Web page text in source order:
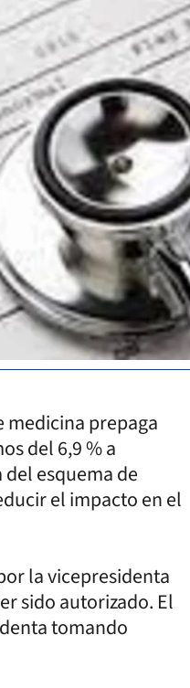
medicina prepaga
del 6,9 % a
esquema de
el impacto en el
la vicepresidenta
sido autorizado. El
tomando